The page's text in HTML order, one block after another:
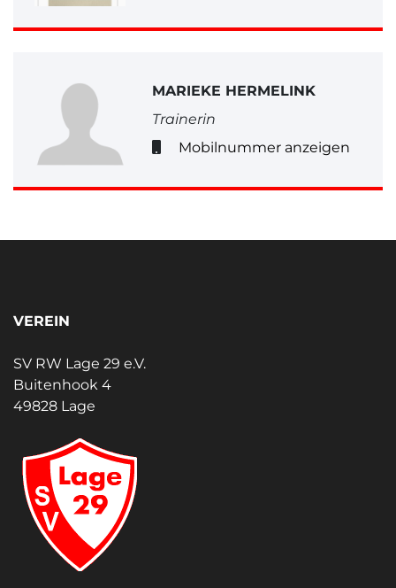
MARIEKE HERMELINK
Trainerin
Mobilnummer anzeigen
VEREIN
SV RW Lage 29 e.V.
Buitenhook 4
49828 Lage